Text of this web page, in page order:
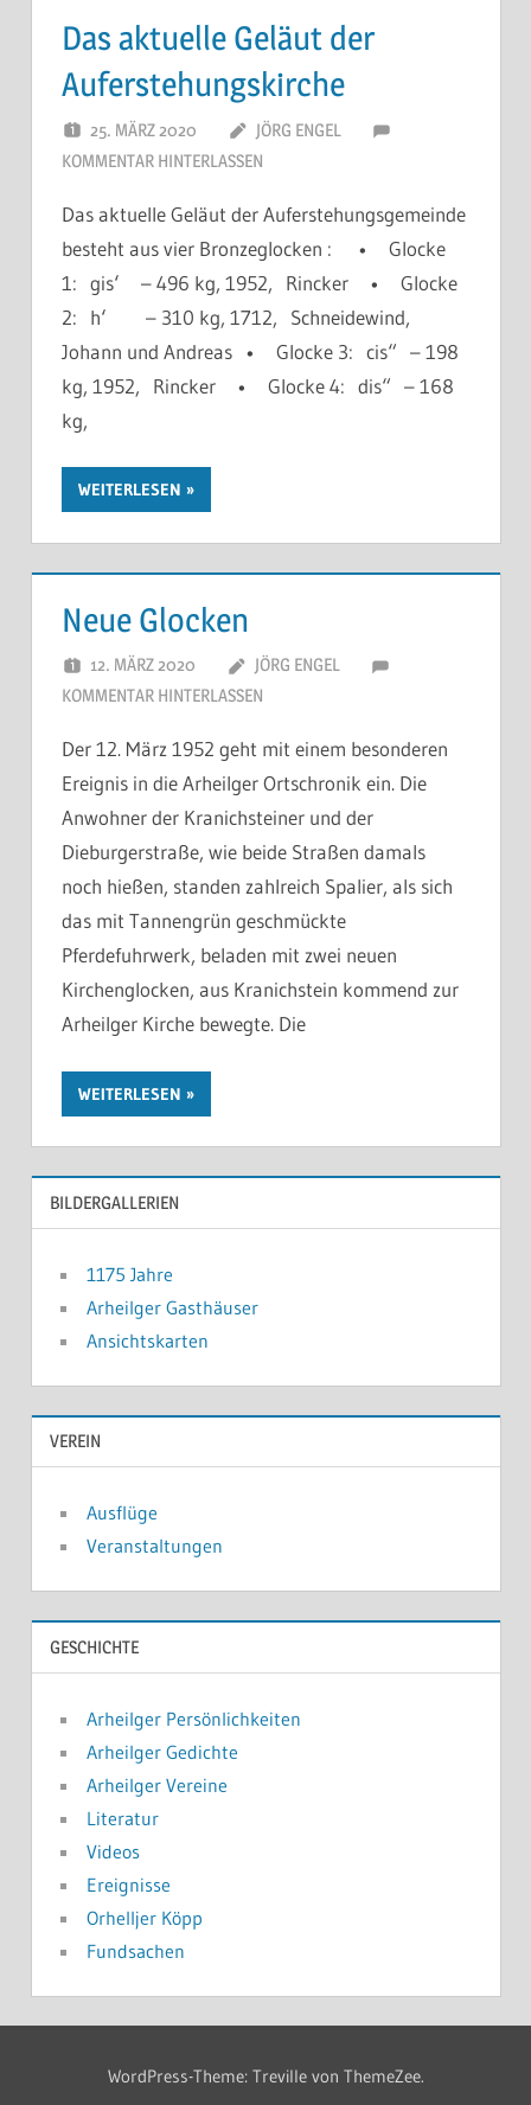
Das aktuelle Geläut der
Auferstehungskirche
25. MÄRZ 2020
JÖRG ENGEL
KOMMENTAR HINTERLASSEN
Das aktuelle Geläut der Auferstehungsgemeinde
besteht aus vier Bronzeglocken : • Glocke
1: gis‘ – 496 kg, 1952, Rincker • Glocke
2: h‘ – 310 kg, 1712, Schneidewind,
Johann und Andreas • Glocke 3: cis“ – 198
kg, 1952, Rincker • Glocke 4: dis“ – 168
kg,
WEITERLESEN
Neue Glocken
12. MÄRZ 2020
JÖRG ENGEL
KOMMENTAR HINTERLASSEN
Der 12. März 1952 geht mit einem besonderen
Ereignis in die Arheilger Ortschronik ein. Die
Anwohner der Kranichsteiner und der
Dieburgerstraße, wie beide Straßen damals
noch hießen, standen zahlreich Spalier, als sich
das mit Tannengrün geschmückte
Pferdefuhrwerk, beladen mit zwei neuen
Kirchenglocken, aus Kranichstein kommend zur
Arheilger Kirche bewegte. Die
WEITERLESEN
BILDERGALLERIEN
1175 Jahre
Arheilger Gasthäuser
Ansichtskarten
VEREIN
Ausflüge
Veranstaltungen
GESCHICHTE
Arheilger Persönlichkeiten
Arheilger Gedichte
Arheilger Vereine
Literatur
Videos
Ereignisse
Orhelljer Köpp
Fundsachen
WordPress-Theme: Treville von ThemeZee.